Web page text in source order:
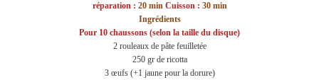
réparation : 20 min Cuisson : 30 min
Ingrédients
Pour 10 chaussons (selon la taille du disque)
2 rouleaux de pâte feuilletée
250 gr de ricotta
3 œufs (+1 jaune pour la dorure)